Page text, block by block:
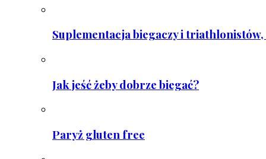
Suplementacja biegaczy i triathlonistów,
Jak jeść żeby dobrze biegać?
Paryż gluten free